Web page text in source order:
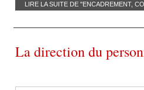
LIRE LA SUITE DE "ENCADREMENT,
La direction du